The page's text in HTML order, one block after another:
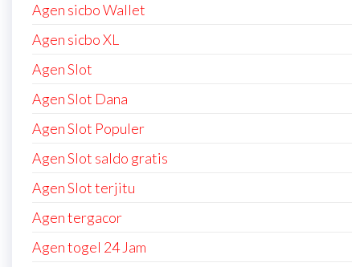
Agen sicbo Wallet
Agen sicbo XL
Agen Slot
Agen Slot Dana
Agen Slot Populer
Agen Slot saldo gratis
Agen Slot terjitu
Agen tergacor
Agen togel 24 Jam